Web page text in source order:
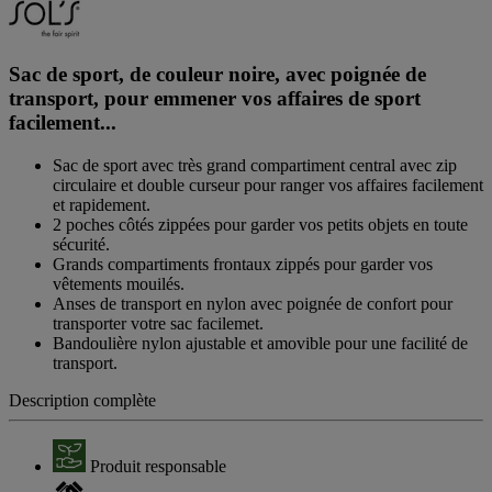
Sac de sport, de couleur noire, avec poignée de
transport, pour emmener vos affaires de sport
facilement...
Sac de sport avec très grand compartiment central avec zip
circulaire et double curseur pour ranger vos affaires facilement
et rapidement.
2 poches côtés zippées pour garder vos petits objets en toute
sécurité.
Grands compartiments frontaux zippés pour garder vos
vêtements mouilés.
Anses de transport en nylon avec poignée de confort pour
transporter votre sac facilemet.
Bandoulière nylon ajustable et amovible pour une facilité de
transport.
Description complète
Produit responsable